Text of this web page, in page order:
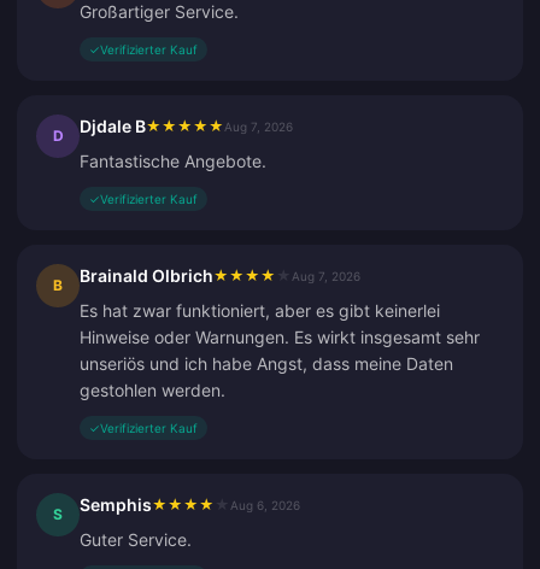
Großartiger Service.
✓Verifizierter Kauf
D Djdale B★ ★ ★ ★ ★ Aug 7, 2026
Fantastische Angebote.
✓Verifizierter Kauf
B Brainald Olbrich★ ★ ★ ★ Aug 7, 2026
Es hat zwar funktioniert, aber es gibt keinerlei
Hinweise oder Warnungen. Es wirkt insgesamt sehr
unseriös und ich habe Angst, dass meine Daten
gestohlen werden.
✓Verifizierter Kauf
S Semphis★ ★ ★ ★ Aug 6, 2026
Guter Service.